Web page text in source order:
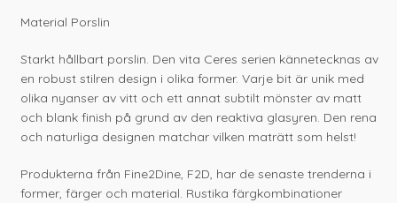
Material Porslin
Starkt hållbart porslin. Den vita Ceres serien kännetecknas av
en robust stilren design i olika former. Varje bit är unik med
olika nyanser av vitt och ett annat subtilt mönster av matt
och blank finish på grund av den reaktiva glasyren. Den rena
och naturliga designen matchar vilken maträtt som helst!
Produkterna från Fine2Dine, F2D, har de senaste trenderna i
former, färger och material. Rustika färgkombinationer